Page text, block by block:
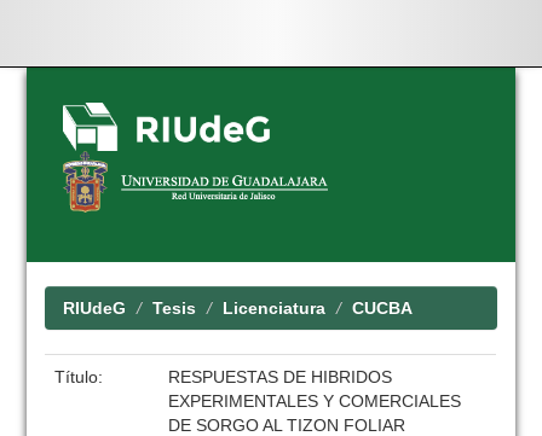
Skip
navigation
RIUdeG Tesis Licenciatura CUCBA
Título:
RESPUESTAS DE HIBRIDOS
EXPERIMENTALES Y COMERCIALES
DE SORGO AL TIZON FOLIAR